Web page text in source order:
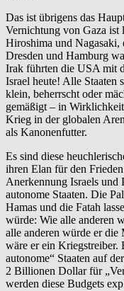
Das ist übrigens das
Vernichtung von Gaza ist
Hiroshima und Nagasaki,
Dresden und Hamburg
Irak führten die USA mit
Israel heute! Alle Staaten
klein, beherrscht oder
gemäßigt – in
Krieg in der globalen
als Kanonenfutter.
Es sind diese
ihren Elan für den
Anerkennung Israels und
autonome Staaten. Die
Hamas und die Fatah
würde: Wie alle anderen
alle anderen würde er die
wäre er ein Kriegstreiber.
autonome“ Staaten auf
2 Billionen Dollar für
werden diese Budgets